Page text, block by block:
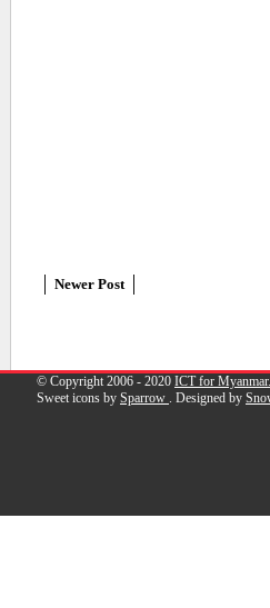
Newer Post
© Copyright 2006 - 2020 ICT for Myanmar.
Sweet icons by Sparrow . Designed by